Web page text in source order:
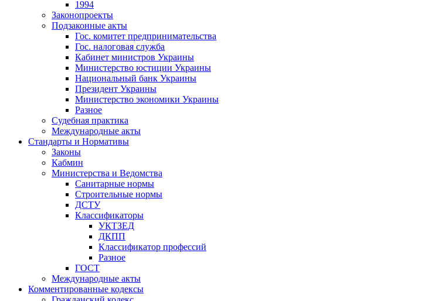
1994
Законопроекты
Подзаконные акты
Гос. комитет предпринимательства
Гос. налоговая служба
Кабинет министров Украины
Министерство юстиции Украины
Национальный банк Украины
Президент Украины
Министерство экономики Украины
Разное
Судебная практика
Международные акты
Стандарты и Нормативы
Законы
Кабмин
Министерства и Ведомства
Санитарные нормы
Строительные нормы
ДСТУ
Классификаторы
УКТЗЕД
ДКПП
Классификатор профессий
Разное
ГОСТ
Международные акты
Комментированные кодексы